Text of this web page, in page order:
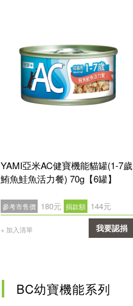
YAMI亞米AC健寶機能貓罐(1-7歲
鮪魚鮭魚活力餐) 70g【6罐】
參考市售價 180元 捐款額 144元
+ 加入清單 我要認捐
BC幼寶機能系列